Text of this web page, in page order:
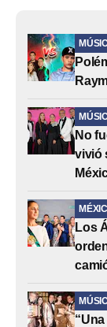
No
vivió
Los